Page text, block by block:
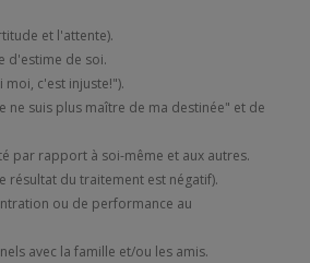
et l'attente).
d'estime de soi.
c'est injuste!").
ne suis plus maître de ma destinée" et de
par rapport à soi-même et aux autres.
résultat du traitement est négatif).
ou de performance au
avec la famille et/ou les amis.